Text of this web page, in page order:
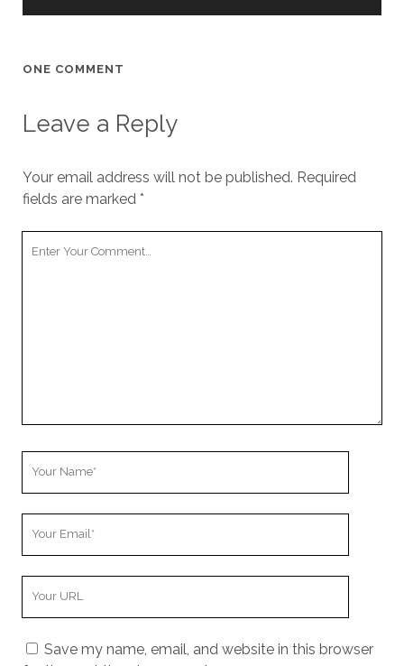
ONE COMMENT
Leave a Reply
Your email address will not be published. Required
fields are marked *
Save my name, email, and website in this browser